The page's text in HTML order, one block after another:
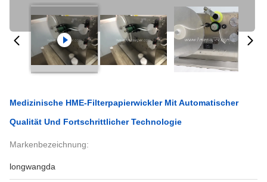
Medizinische HME-Filterpapierwickler Mit Automatischer
Qualität Und Fortschrittlicher Technologie
Markenbezeichnung:
longwangda